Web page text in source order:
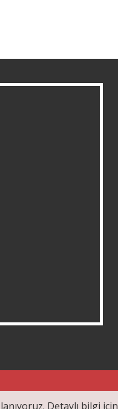
Detaylı bilgi için